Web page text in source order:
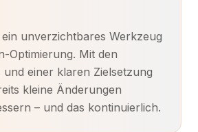
unverzichtbares Werkzeug
Optimierung. Mit den
und einer klaren Zielsetzung
kleine Änderungen
– und das kontinuierlich.